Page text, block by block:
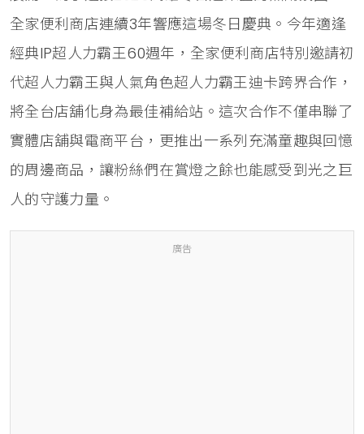
全家便利商店連續3年響應這場冬日慶典。今年適逢
經典IP超人力霸王60週年，全家便利商店特別邀請初
代超人力霸王與人氣角色超人力霸王迪卡跨界合作，
將全台店舖化身為最佳補給站。這次合作不僅串聯了
實體店舖與電商平台，更推出一系列充滿童趣與回憶
的周邊商品，讓粉絲們在賞燈之餘也能感受到光之巨
人的守護力量。
廣告